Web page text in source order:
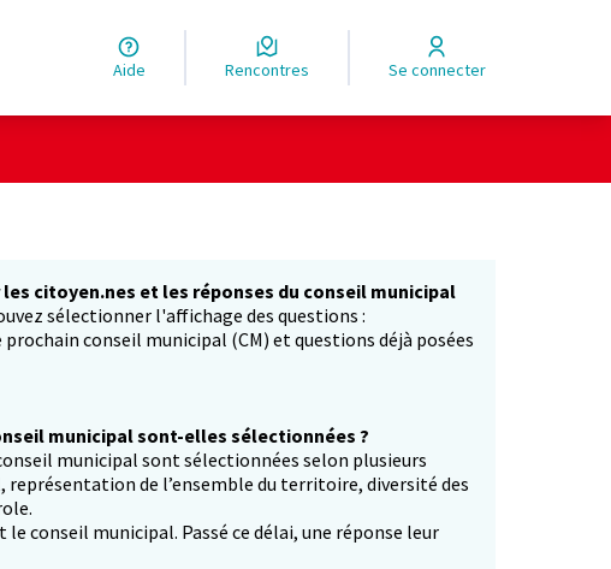
Aide Rencontres Se connecter
citoyen.nes et les réponses du conseil municipal
sélectionner l'affichage des questions :
conseil municipal (CM) et questions déjà posées
municipal sont-elles sélectionnées ?
municipal sont sélectionnées selon plusieurs
de l’ensemble du territoire, diversité des
conseil municipal. Passé ce délai, une réponse leur